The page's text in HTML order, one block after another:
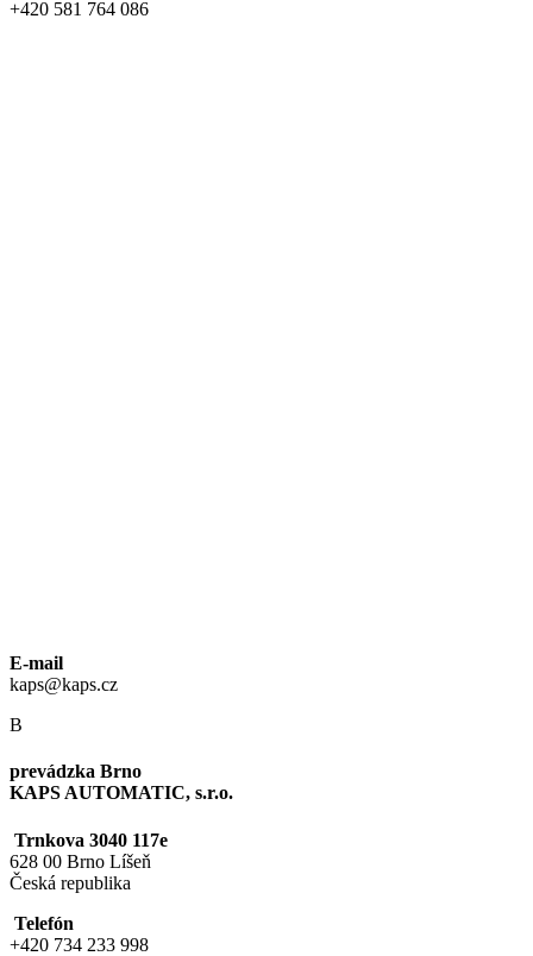
+420 581 764 086
E-mail
kaps@kaps.cz
B
prevádzka Brno
KAPS AUTOMATIC, s.r.o.
Trnkova 3040 117e
628 00 Brno Líšeň
Česká republika
Telefón
+420 734 233 998